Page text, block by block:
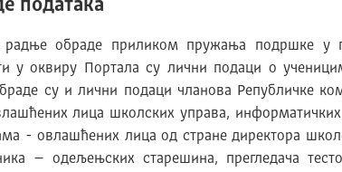
података
обраде приликом пружања подршке у
у оквиру Портала су лични подаци о
су и лични подаци чланова Републичке
лица школских управа,
- овлашћених лица од стране директора
– одељењских старешина, прегледача